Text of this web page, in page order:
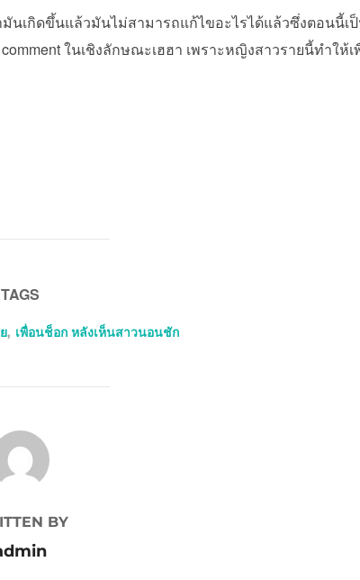
เกิดขึ้นแล้วมันไม่สามารถแก้ไขอะไรได้แล้วซึ่งตอนนี้เป็
ในเชิงลักษณะเฮฮา เพราะหญิงสาวรายนี้ทำให้เ
TAGS
, เพื่อนช็อก หลังเห็นสาวนอนชัก
AUTHOR
BY